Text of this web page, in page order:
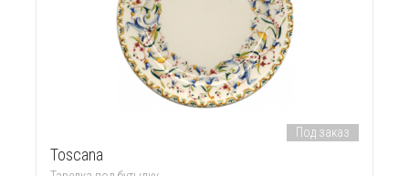
Toscana
Под заказ